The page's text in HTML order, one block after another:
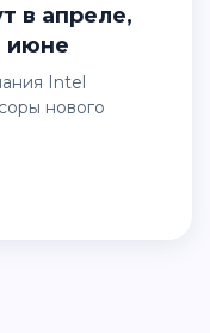
в апреле,
июне
нового